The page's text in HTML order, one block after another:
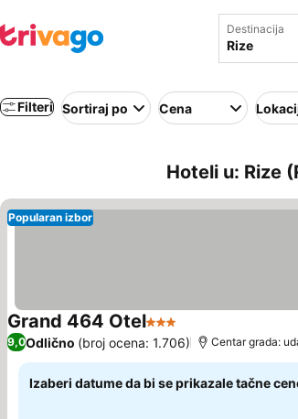
Destinacija
Filteri Sortiraj po Cena
Hoteli u: Rize
Popularan izbor
Grand 464 Otel3 ZvezdicePogledaj cene
9,0Odlično (broj ocena: 1.706) Centar grada:
Izaberi datume da bi se prikazale tačne